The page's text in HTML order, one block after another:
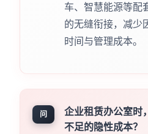
车、智慧能源等配
的无缝衔接，减少
时间与管理成本。
问
企业租赁办公室时
不足的隐性成本？